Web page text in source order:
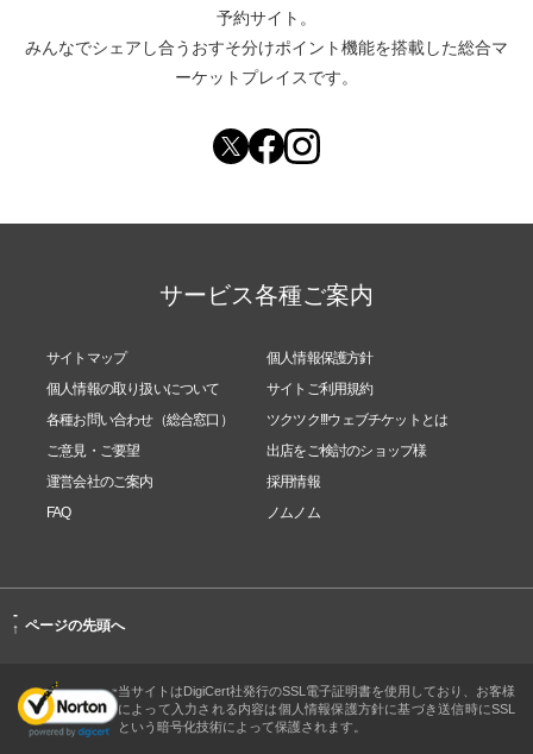
予約サイト。
みんなでシェアし合う おすそ分けポイント機能を搭載した総合マ
ーケットプレイスです。
サービス各種ご案内
サイトマップ
個人情報保護方針
個人情報の取り扱いについて
サイトご利用規約
各種お問い合わせ（総合窓口）
ツクツク!!!ウェブチケットとは
ご意見・ご要望
出店をご検討のショップ様
運営会社のご案内
採用情報
FAQ
ノムノム
-
↑ ページの先頭へ
当サイトはDigiCert社発行のSSL電子証明書を使用しており、お客様
によって入力される内容は個人情報保護方針に基づき送信時にSSL
という暗号化技術によって保護されます。